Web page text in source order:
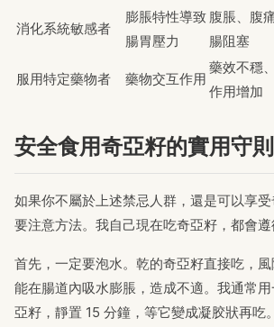
消化系統敏感者
膨脹特性導致
腸胃壓力
腹脹、腹痛
腸阻塞
服用特定藥物者 藥物交互作用
藥效不穩
作用增加
安全食用奇亞籽的實用守則
如果你不屬於上述禁忌人群，還是可以享
要注意方法。我自己現在吃奇亞籽，都會遵
首先，一定要泡水。乾的奇亞籽直接吃，
能在腸道內吸水膨脹，造成不適。我通常
亞籽，靜置 15 分鐘，等它變成凝胶狀再吃